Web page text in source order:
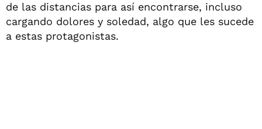
de las distancias para así encontrarse, incluso
cargando dolores y soledad, algo que les sucede
a estas protagonistas.